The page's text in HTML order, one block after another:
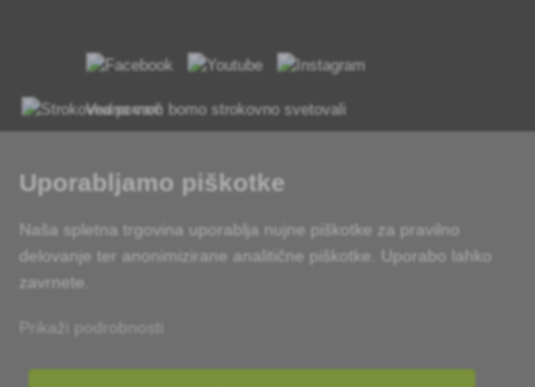
Vedno vam bomo strokovno svetovali
Uporabljamo piškotke
Naša spletna trgovina uporablja nujne piškotke za pravilno
delovanje ter anonimizirane analitične piškotke. Uporabo lahko
zavrnete.
Prikaži podrobnosti